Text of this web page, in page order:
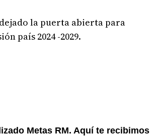
la puerta abierta para
país 2024 -2029.
Metas RM. Aquí te recibimos